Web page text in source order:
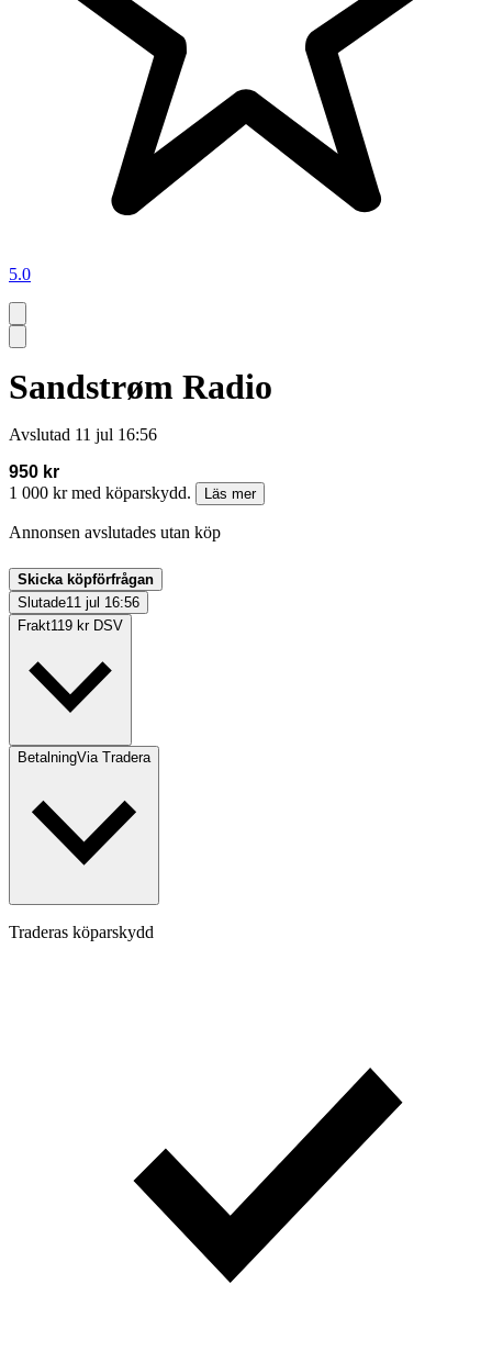
5.0
Sandstrøm Radio
Avslutad 11 jul 16:56
950 kr
1 000 kr med köparskydd.
Läs mer
Annonsen avslutades utan köp
Skicka köpförfrågan
Slutade11 jul 16:56
Frakt119 kr DSV
BetalningVia Tradera
Traderas köparskydd